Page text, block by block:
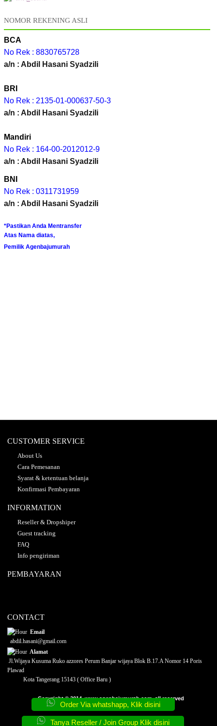
NOMOR REKENING ASLI
BCA
No Rek : 8830765728
a/n : Abdil Hasani Syadzili
BRI
No Rek : 2135-01-000637-50-3
a/n : Abdil Hasani Syadzili
Mandiri
No Rek : 164-00-2012012-9
a/n : Abdil Hasani Syadzili
BNI
No Rek : 0311731959
a/n : Abdil Hasani Syadzili
*Pastikan Anda Mentransfer
Atas Nama diatas,
Pemilik Agenbajumurah
Order Via whatshapp, Klik disini
Tanya Reseller / Join Group Klik disini
CUSTOMER SERVICE
About Us
Cara Pemesanan
Syarat & ketentuan belanja
Konfirmasi Pembayaran
INFORMATION
Reseller & Dropshiper
Guest tracking
FAQ
Info pengiriman
PEMBAYARAN
CONTACT
Email
abdil.hasani@gmail.com
Alamat
Jl.Wijaya Kusuma Ruko azzores Perum Banjar wijaya Blok B.17.A Nomor 14 Poris
Plawad
Kota Tangerang 15143 ( Office Baru )
Copyright © 2014.www.agenbajumurah.com, all reserved